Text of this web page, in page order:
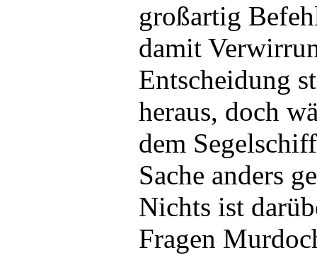
großartig
damit
Entscheidung
heraus, doch
dem
Sache anders
Nichts ist
Fragen